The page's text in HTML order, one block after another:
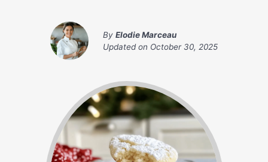
By Elodie Marceau
Updated on October 30, 2025